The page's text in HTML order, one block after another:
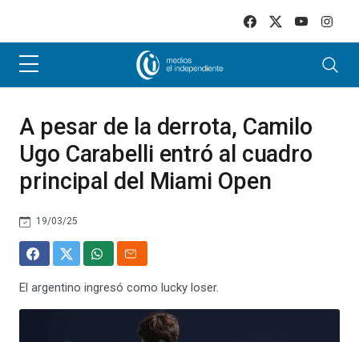
A pesar de la derrota, Camilo
Ugo Carabelli entró al cuadro
principal del Miami Open
19/03/25
El argentino ingresó como lucky loser.